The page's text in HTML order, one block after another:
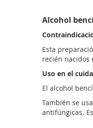
Alcohol
Esta
recién nacidos
Uso en el
El alcohol
También se
antifúngicas.